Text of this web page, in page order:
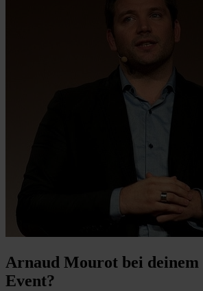
Arnaud Mourot bei deinem
Event?